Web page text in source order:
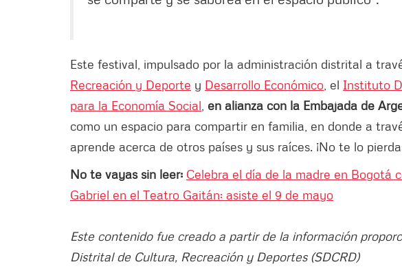
Este festival, impulsado por la administración distrital a
Recreación y Deporte y Desarrollo Económico , el Instituto
para la Economía Social en alianza con la Embajada de
como un espacio para compartir en familia, en donde a
aprende acerca de otros países y sus raíces. ¡No te lo
No te vayas sin leer: Celebra el día de la madre en Bogotá
Gabriel en el Teatro Gaitán: asiste el 9 de mayo
Este contenido fue creado a partir de la información
Distrital de Cultura, Recreación y Deportes (SDCRD)